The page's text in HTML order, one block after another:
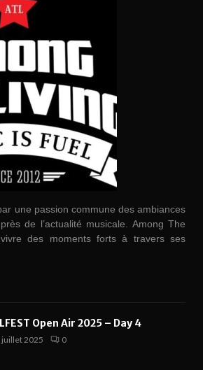
une passion commune des ambiances
de l’actualité musicale. Among The
des moments forts à travers ses
Open Air 2025 – Day 4
juillet 2025 0